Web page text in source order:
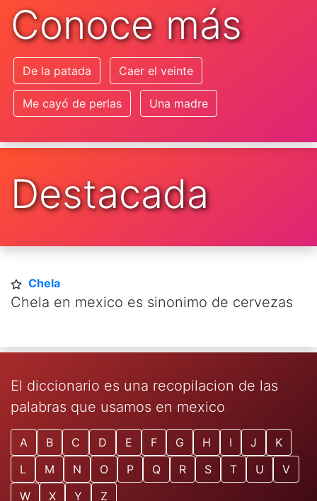
Conoce más
De la patada Caer el veinte
Me cayó de perlas Una madre
Destacada
Chela
Chela en mexico es sinonimo de cervezas
El diccionario es una recopilacion de las
palabras que usamos en mexico
A B C D E F G H I J
K
L
M N O P Q R S T U
V
W
X Y Z